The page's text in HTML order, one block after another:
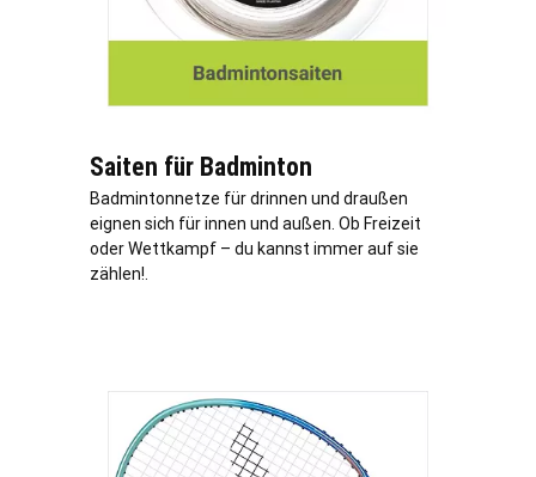
Saiten für Badminton
Badmintonnetze für drinnen und draußen
eignen sich für innen und außen. Ob Freizeit
oder Wettkampf – du kannst immer auf sie
zählen!.